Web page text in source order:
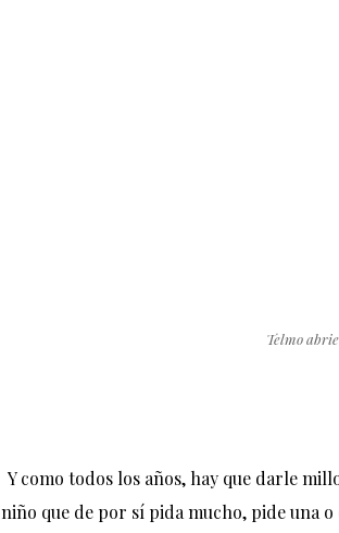
Telmo
Y como todos los años, hay que darle
niño que de por sí pida mucho, pide una o